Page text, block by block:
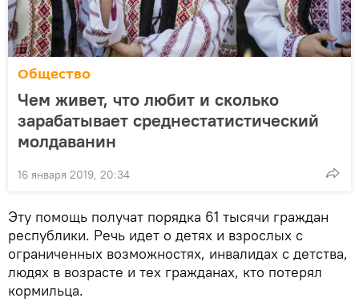
Общество
Чем живет, что любит и сколько
зарабатывает среднестатистический
молдаванин
16 января 2019, 20:34
Эту помощь получат порядка 61 тысячи граждан
республики. Речь идет о детях и взрослых с
ограниченных возможностях, инвалидах с детства,
людях в возрасте и тех гражданах, кто потерял
кормильца.